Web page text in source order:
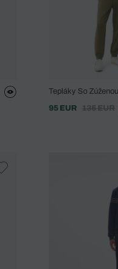
Tepláky So
95 EUR
135 EUR